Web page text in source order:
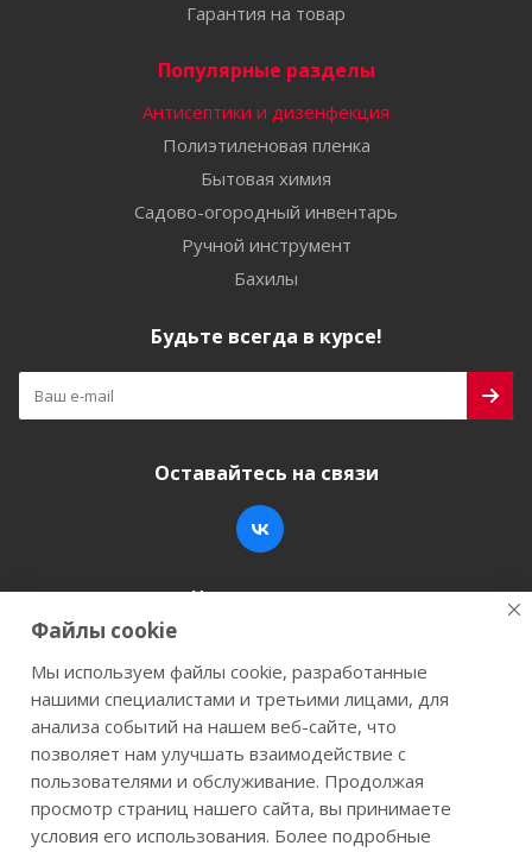
Гарантия на товар
Популярные разделы
Антисептики и дизенфекция
Полиэтиленовая пленка
Бытовая химия
Садово-огородный инвентарь
Ручной инструмент
Бахилы
Будьте всегда в курсе!
Оставайтесь на связи
Наши контакты
+7 (846) 200-05-15
г. Самара, ул. Заводское шоссе, 17
2026 © Строй-К.рф. Сайт не является публичной
Файлы cookie
Мы используем файлы cookie, разработанные
нашими специалистами и третьими лицами, для
анализа событий на нашем веб-сайте, что
позволяет нам улучшать взаимодействие с
пользователями и обслуживание. Продолжая
просмотр страниц нашего сайта, вы принимаете
условия его использования. Более подробные